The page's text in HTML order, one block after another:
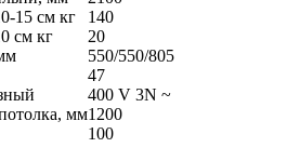
15 см кг
140
см кг
20
550/550/805
47
400 V 3N ~
мм1200
100